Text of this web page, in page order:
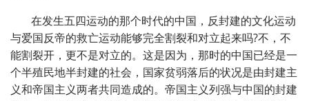
在发生五四运动的那个时代的中国，反封建的文化运动
与爱国反帝的救亡运动能够完全割裂和对立起来吗?不，不
能割裂开，更不是对立的。这是因为，那时的中国已经是一
个半殖民地半封建的社会，国家贫弱落后的状况是由封建主
义和帝国主义两者共同造成的。帝国主义列强与中国的封建